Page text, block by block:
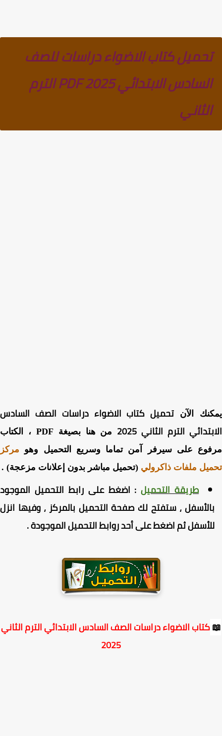
تحميل كتاب الاضواء دراسات للصف
السادس الابتدائي PDF 2025 الترم
الثاني
الآنتحميل كتاب الاضواء دراسات الصف السادس
الترم الثاني 2025
من هنا بصيغة PDF ، الكتاب
على سيرفر آمن تماما وسريع التحميل وهومركز
ملفات ذاكرولي(تحميل مباشر بدون إعلانات مزعجة) .
طريقة التحميل: اضغطعلى رابط التحميل الموجود
، ستفتح لك صفحة التحميل بالمركز ، وفيها انزل
ثم اضغط على أحد روابط التحميل الموجودة.
كتاب الاضواء دراسات الصف السادس الابتدائي الترم الثاني
2025